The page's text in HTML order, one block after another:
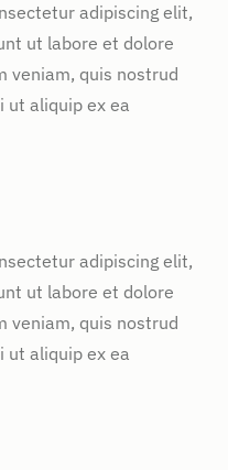
adipiscing elit,
ut labore et dolore
veniam, quis nostrud
ut aliquip ex ea
adipiscing elit,
ut labore et dolore
veniam, quis nostrud
ut aliquip ex ea